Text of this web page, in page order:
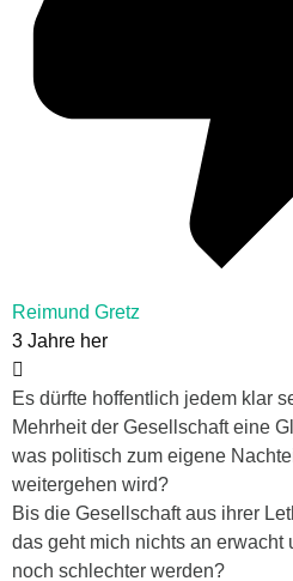
Reimund Gretz
3 Jahre her
Es dürfte hoffentlich jedem klar
Mehrheit der Gesellschaft eine
was politisch zum eigene
weitergehen wird?
Bis die Gesellschaft aus ihrer
das geht mich nichts an erwacht
noch schlechter werden?